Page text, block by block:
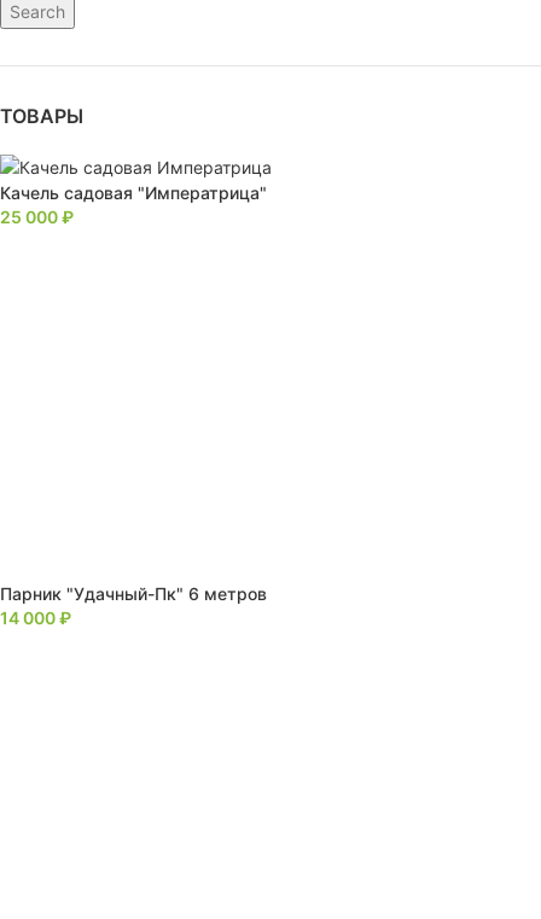
Search
ТОВАРЫ
Качель садовая "Императрица"
25 000₽
Парник "Удачный-Пк" 6 метров
14 000₽